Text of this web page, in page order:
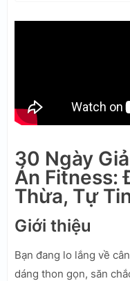
30 Ngày
Án Fitness:
Thừa, Tự
Giới thiệu
Bạn đang lo lắng về
dáng thon gọn, săn